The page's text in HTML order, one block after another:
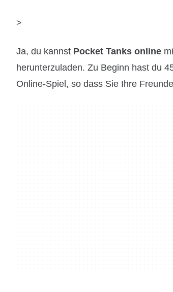
>
Ja, du kannst Pocket Tanks online
herunterzuladen. Zu Beginn hast du
Online-Spiel, so dass Sie Ihre